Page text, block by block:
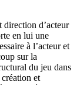
d’acteur
en lui une
à l’acteur et
sur la
du jeu dans
et